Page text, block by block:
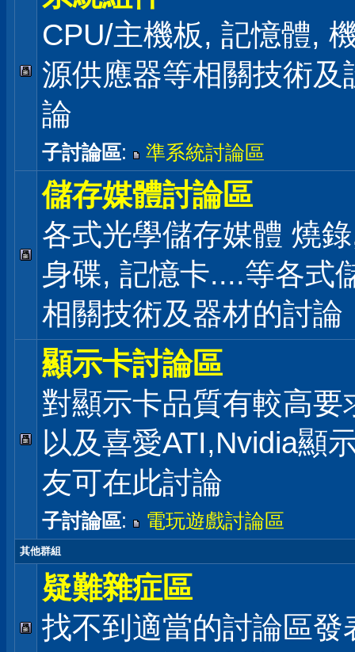
CPU/主機板, 記憶體,
源供應器等相關技術及
論
子討論區: 準系統討論區
儲存媒體討論區
各式光學儲存媒體 燒
身碟, 記憶卡....等各式
相關技術及器材的討論
顯示卡討論區
對顯示卡品質有較高要
以及喜愛ATI,Nvidia顯
友可在此討論
子討論區: 電玩遊戲討論區
其他群組
疑難雜症區
找不到適當的討論區發